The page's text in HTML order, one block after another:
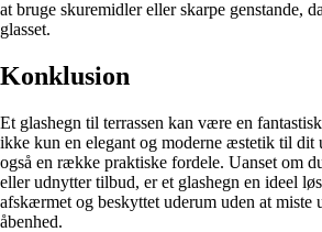
at bruge skuremidler eller skarpe genstande,
glasset.
Konklusion
Et glashegn til terrassen kan være en
ikke kun en elegant og moderne æstetik til dit
også en række praktiske fordele. Uanset om
eller udnytter tilbud, er et glashegn en ideel
afskærmet og beskyttet uderum uden at miste
åbenhed.